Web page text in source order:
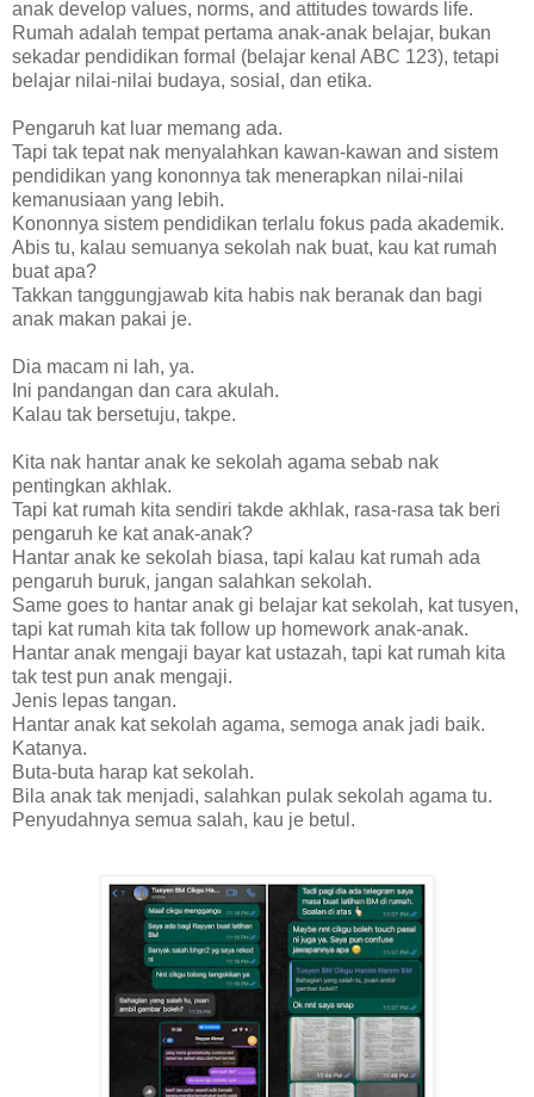
anak develop values, norms, and attitudes towards life.
Rumah adalah tempat pertama anak-anak belajar, bukan
sekadar pendidikan formal (belajar kenal ABC 123), tetapi
belajar nilai-nilai budaya, sosial, dan etika.
Pengaruh kat luar memang ada.
Tapi tak tepat nak menyalahkan kawan-kawan and sistem
pendidikan yang kononnya tak menerapkan nilai-nilai
kemanusiaan yang lebih.
Kononnya sistem pendidikan terlalu fokus pada akademik.
Abis tu, kalau semuanya sekolah nak buat, kau kat rumah
buat apa?
Takkan tanggungjawab kita habis nak beranak dan bagi
anak makan pakai je.
Dia macam ni lah, ya.
Ini pandangan dan cara akulah.
Kalau tak bersetuju, takpe.
Kita nak hantar anak ke sekolah agama sebab nak
pentingkan akhlak.
Tapi kat rumah kita sendiri takde akhlak, rasa-rasa tak beri
pengaruh ke kat anak-anak?
Hantar anak ke sekolah biasa, tapi kalau kat rumah ada
pengaruh buruk, jangan salahkan sekolah.
Same goes to hantar anak gi belajar kat sekolah, kat tusyen,
tapi kat rumah kita tak follow up homework anak-anak.
Hantar anak mengaji bayar kat ustazah, tapi kat rumah kita
tak test pun anak mengaji.
Jenis lepas tangan.
Hantar anak kat sekolah agama, semoga anak jadi baik.
Katanya.
Buta-buta harap kat sekolah.
Bila anak tak menjadi, salahkan pulak sekolah agama tu.
Penyudahnya semua salah, kau je betul.